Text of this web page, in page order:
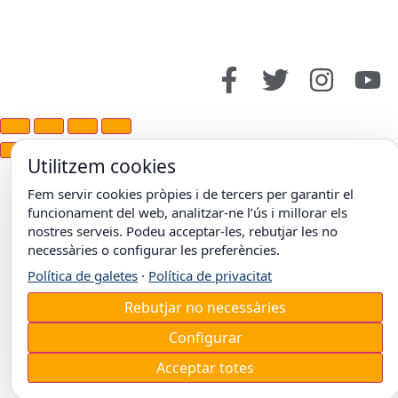
Utilitzem cookies
Fem servir cookies pròpies i de tercers per garantir el
funcionament del web, analitzar-ne l’ús i millorar els
nostres serveis. Podeu acceptar-les, rebutjar les no
necessàries o configurar les preferències.
Política de galetes · Política de privacitat
Rebutjar no necessàries
Configurar
Acceptar totes